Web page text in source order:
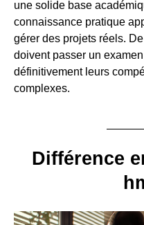
une solide base
connaissance pratique
gérer des projets réels.
doivent passer un
définitivement leurs
complexes.
Différence